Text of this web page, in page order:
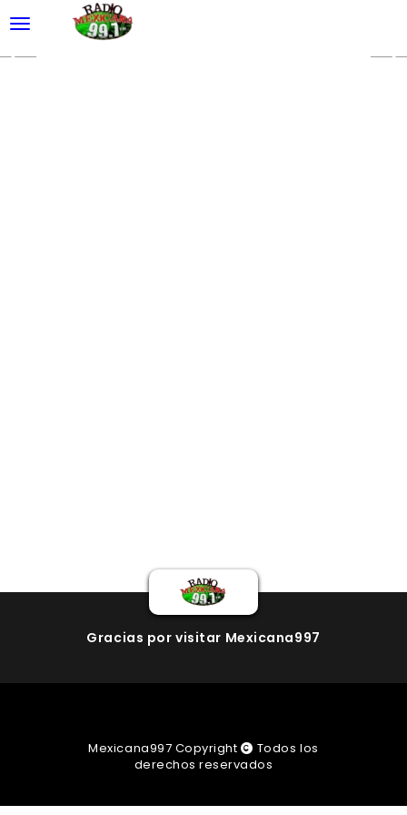
desplegar navegación
Gracias por visitar Mexicana997
Mexicana997 Copyright
Todos los
derechos reservados